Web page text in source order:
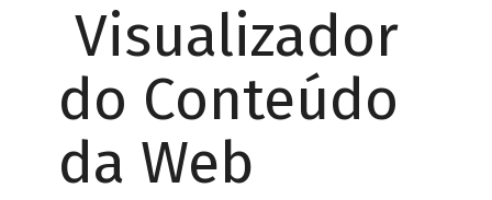
Visualizador
do Conteúdo
da Web